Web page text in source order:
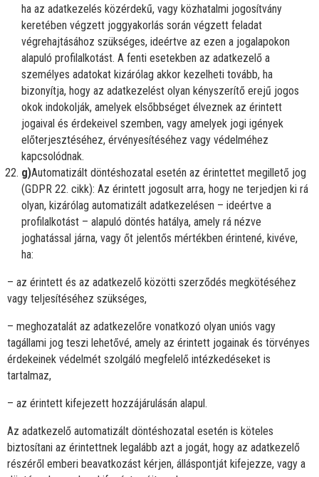
ha az adatkezelés közérdekű, vagy közhatalmi jogosítvány
keretében végzett joggyakorlás során végzett feladat
végrehajtásához szükséges, ideértve az ezen a jogalapokon
alapuló profilalkotást. A fenti esetekben az adatkezelő a
személyes adatokat kizárólag akkor kezelheti tovább, ha
bizonyítja, hogy az adatkezelést olyan kényszerítő erejű jogos
okok indokolják, amelyek elsőbbséget élveznek az érintett
jogaival és érdekeivel szemben, vagy amelyek jogi igények
előterjesztéséhez, érvényesítéséhez vagy védelméhez
kapcsolódnak.
g)Automatizált döntéshozatal esetén az érintettet megillető jog
(GDPR 22. cikk): Az érintett jogosult arra, hogy ne terjedjen ki rá
olyan, kizárólag automatizált adatkezelésen – ideértve a
profilalkotást – alapuló döntés hatálya, amely rá nézve
joghatással járna, vagy őt jelentős mértékben érintené, kivéve,
ha:
– az érintett és az adatkezelő közötti szerződés megkötéséhez
vagy teljesítéséhez szükséges,
– meghozatalát az adatkezelőre vonatkozó olyan uniós vagy
tagállami jog teszi lehetővé, amely az érintett jogainak és törvényes
érdekeinek védelmét szolgáló megfelelő intézkedéseket is
tartalmaz,
– az érintett kifejezett hozzájárulásán alapul.
Az adatkezelő automatizált döntéshozatal esetén is köteles
biztosítani az érintettnek legalább azt a jogát, hogy az adatkezelő
részéről emberi beavatkozást kérjen, álláspontját kifejezze, vagy a